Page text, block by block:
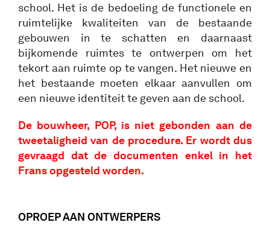
school. Het is de bedoeling de functionele en
ruimtelijke kwaliteiten van de bestaande
gebouwen in te schatten en daarnaast
bijkomende ruimtes te ontwerpen om het
tekort aan ruimte op te vangen. Het nieuwe en
het bestaande moeten elkaar aanvullen om
een nieuwe identiteit te geven aan de school.
De bouwheer, POP, is niet gebonden aan de
tweetaligheid van de procedure. Er wordt dus
gevraagd dat de documenten enkel in het
Frans opgesteld worden.
OPROEP AAN ONTWERPERS